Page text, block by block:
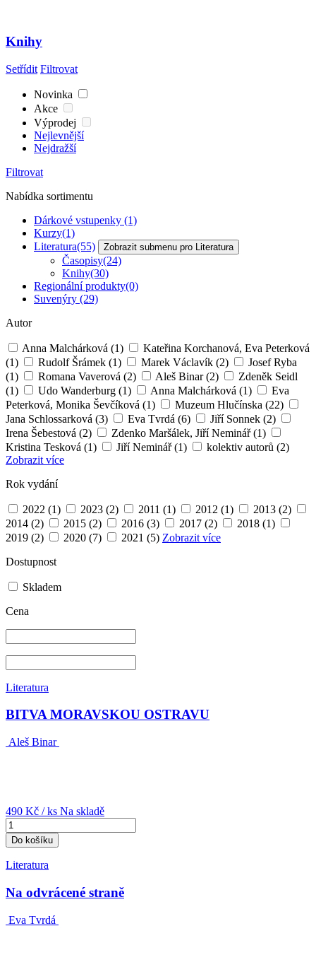
Knihy
Setřídit Filtrovat
Novinka
Akce
Výprodej
Nejlevnější
Nejdražší
Filtrovat
Nabídka sortimentu
Dárkové vstupenky (1)
Kurzy(1)
Literatura(55) Zobrazit submenu pro Literatura
Časopisy(24)
Knihy(30)
Regionální produkty(0)
Suvenýry (29)
Autor
Anna Malchárková (1)
Kateřina Korchanová, Eva Peterková
(1)
Rudolf Šrámek (1) Marek Václavík (2)
Josef Ryba
(1)
Romana Vaverová (2) Aleš Binar(2)
Zdeněk Seidl
(1)
Udo Wanderburg (1) Anna Malchárková (1)
Eva
Peterková, Monika Ševčíková (1) Muzeum Hlučínska (22)
Jana Schlossarková (3) Eva Tvrdá (6) Jiří Sonnek (2)
Irena Šebestová (2) Zdenko Maršálek, Jiří Neminář(1)
Kristina Tesková (1) Jiří Neminář(1) kolektiv autorů (2)
Zobrazit více
Rok vydání
2022 (1) 2023 (2) 2011 (1) 2012 (1) 2013 (2)
2014 (2) 2015 (2) 2016 (3) 2017 (2) 2018 (1)
2019 (2) 2020 (7) 2021 (5) Zobrazit více
Dostupnost
Skladem
Cena
Literatura
BITVA MORAVSKOU OSTRAVU
Aleš Binar
490 Kč / ks Na skladě
Do košíku
Literatura
Na odvrácené straně
Eva Tvrdá